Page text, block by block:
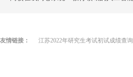
友情链接： 江苏2022年研究生考试初试成绩查询